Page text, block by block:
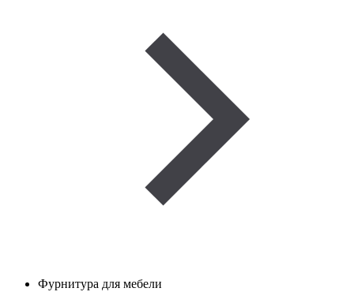
Фурнитура для мебели